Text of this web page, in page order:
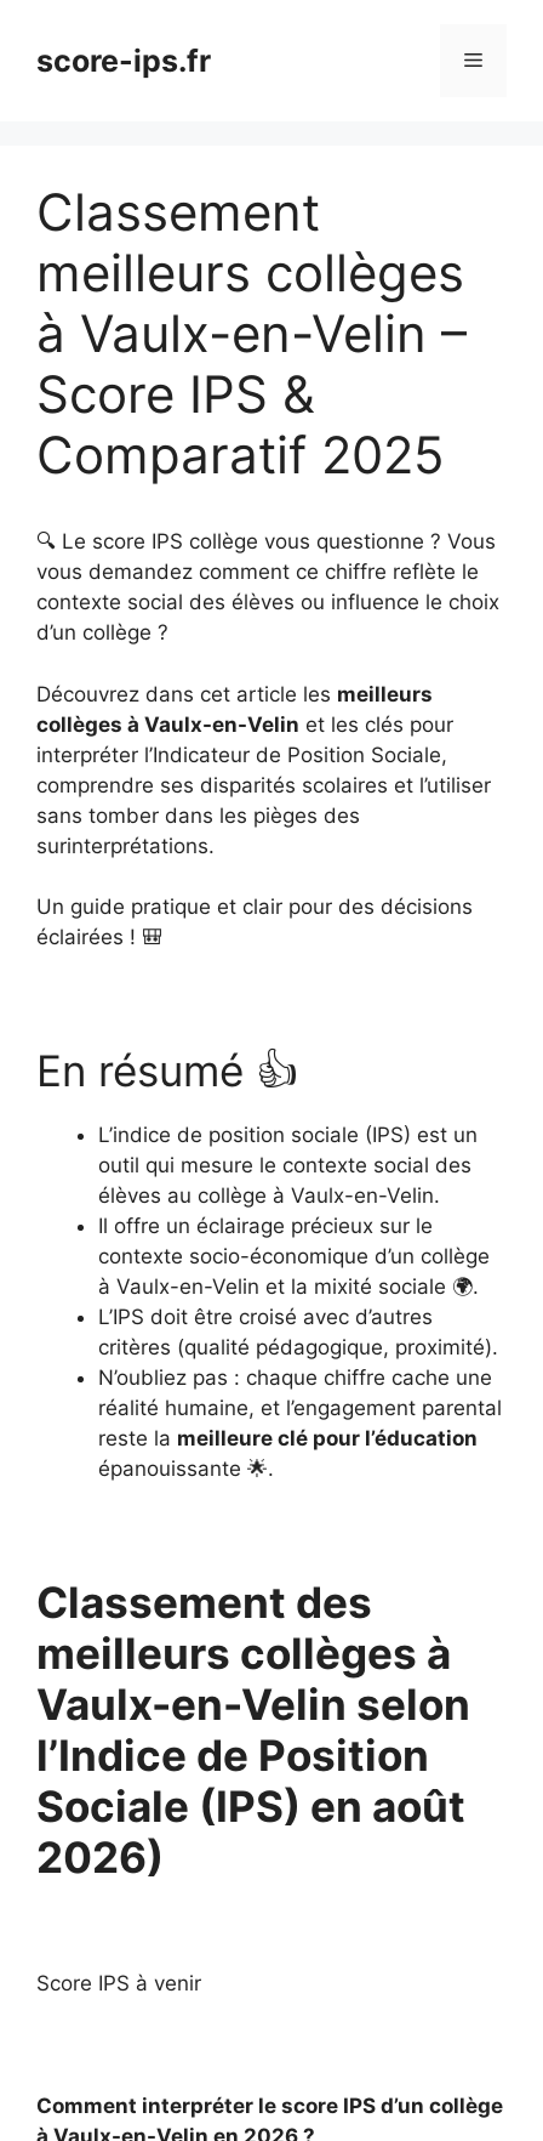
contenuscore-ips.fr Menu
Classement
meilleurs collèges
à Vaulx-en-Velin –
Score IPS &
Comparatif 2025
🔍 Le score IPS collège vous questionne ? Vous
vous demandez comment ce chiffre reflète le
contexte social des élèves ou influence le choix
d’un collège ?
Découvrez dans cet article les meilleurs
collèges à Vaulx-en-Velin et les clés pour
interpréter l’Indicateur de Position Sociale,
comprendre ses disparités scolaires et l’utiliser
sans tomber dans les pièges des
surinterprétations.
Un guide pratique et clair pour des décisions
éclairées ! 🎒
En résumé 👍
L’indice de position sociale (IPS) est un
outil qui mesure le contexte social des
élèves au collège à Vaulx-en-Velin.
Il offre un éclairage précieux sur le
contexte socio-économique d’un collège
à Vaulx-en-Velin et la mixité sociale 🌍.
L’IPS doit être croisé avec d’autres
critères (qualité pédagogique, proximité).
N’oubliez pas : chaque chiffre cache une
réalité humaine, et l’engagement parental
reste la meilleure clé pour l’éducation
épanouissante 🌟.
Classement des
meilleurs collèges à
Vaulx-en-Velin selon
l’Indice de Position
Sociale (IPS) en août
2026)
Score IPS à venir
Comment interpréter le score IPS d’un collège
à Vaulx-en-Velin en 2026 ?